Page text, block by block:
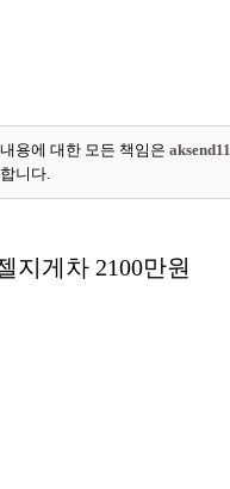
용에 대한 모든 책임은 aksend11
니다.
지게차 2100만원